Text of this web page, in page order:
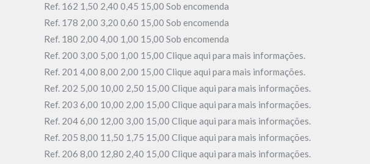
Ref. 162 1,50 2,40 0,45 15,00 Sob encomenda
Ref. 178 2,00 3,20 0,60 15,00 Sob encomenda
Ref. 180 2,00 4,00 1,00 15,00 Sob encomenda
Ref. 200 3,00 5,00 1,00 15,00 Clique aqui para mais informações.
Ref. 201 4,00 8,00 2,00 15,00 Clique aqui para mais informações.
Ref. 202 5,00 10,00 2,50 15,00 Clique aqui para mais informações.
Ref. 203 6,00 10,00 2,00 15,00 Clique aqui para mais informações.
Ref. 204 6,00 12,00 3,00 15,00 Clique aqui para mais informações.
Ref. 205 8,00 11,50 1,75 15,00 Clique aqui para mais informações.
Ref. 206 8,00 12,80 2,40 15,00 Clique aqui para mais informações.